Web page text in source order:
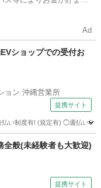
Ad
ショップでの受付お
ョン 沖縄営業所
提携サイト
い制度有! (規定有) ◯週払い
全般(未経験者も大歓迎)
提携サイト